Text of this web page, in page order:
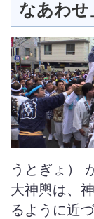
なあわせ
うとぎょ）
大神輿は、
るように近